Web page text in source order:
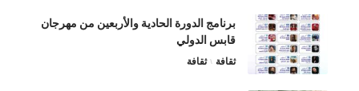
برنامج الدورة الحادية والأربعين من مهرجان
قابس الدولي
ثقافة ثقافة